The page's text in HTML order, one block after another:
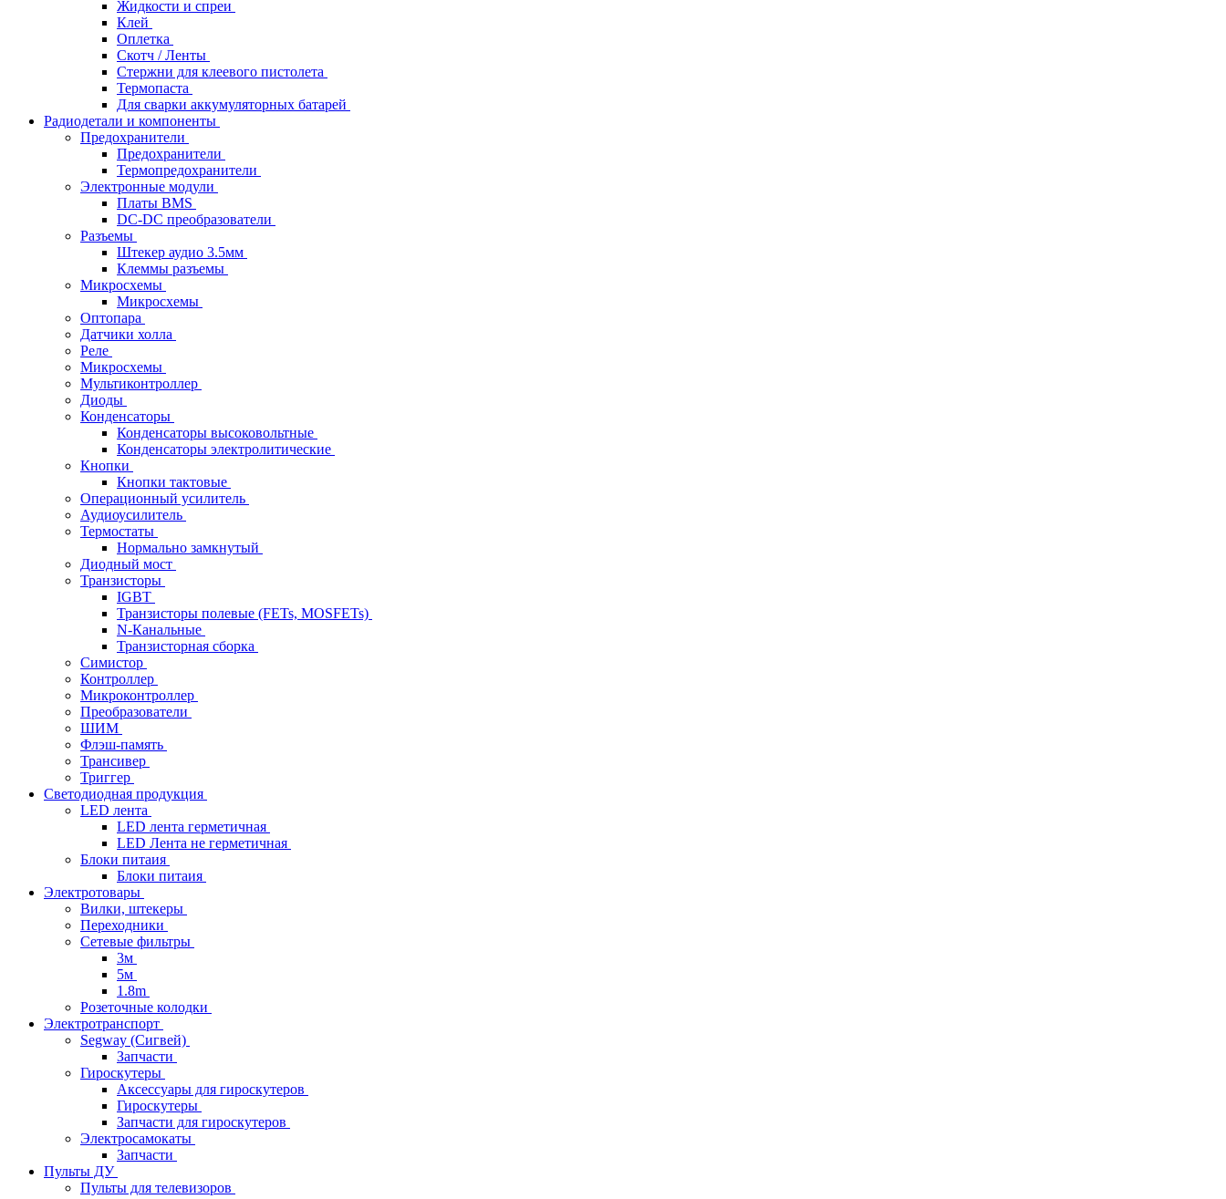
Жидкости и спреи
Клей
Оплетка
Скотч / Ленты
Стержни для клеевого пистолета
Термопаста
Для сварки аккумуляторных батарей
Радиодетали и компоненты
Предохранители
Предохранители
Термопредохранители
Электронные модули
Платы BMS
DC-DC преобразователи
Разъемы
Штекер аудио 3.5мм
Клеммы разъемы
Микросхемы
Микросхемы
Оптопара
Датчики холла
Реле
Микросхемы
Мультиконтроллер
Диоды
Конденсаторы
Конденсаторы высоковольтные
Конденсаторы электролитические
Кнопки
Кнопки тактовые
Операционный усилитель
Аудиоусилитель
Термостаты
Нормально замкнутый
Диодный мост
Транзисторы
IGBT
Транзисторы полевые (FETs, MOSFETs)
N-Канальные
Транзисторная сборка
Симистор
Контроллер
Микроконтроллер
Преобразователи
ШИМ
Флэш-память
Трансивер
Триггер
Светодиодная продукция
LED лента
LED лента герметичная
LED Лента не герметичная
Блоки питаия
Блоки питаия
Электротовары
Вилки, штекеры
Переходники
Сетевые фильтры
3м
5м
1.8m
Розеточные колодки
Электротранспорт
Segway (Сигвей)
Запчасти
Гироскутеры
Аксессуары для гироскутеров
Гироскутеры
Запчасти для гироскутеров
Электросамокаты
Запчасти
Пульты ДУ
Пульты для телевизоров